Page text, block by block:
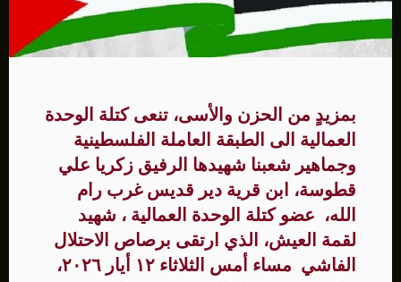
بمزيدٍ من الحزن والأسى، تنعى كتلة الوحدة
العمالية الى الطبقة العاملة الفلسطينية
وجماهير شعبنا شهيدها الرفيق زكريا علي
قطوسة، ابن قرية دير قديس غرب رام
الله، عضو كتلة الوحدة العمالية ، شهيد
لقمة العيش، الذي ارتقى برصاص الاحتلال
الفاشي مساء أمس الثلاثاء ١٢ أيار ٢٠٢٦،